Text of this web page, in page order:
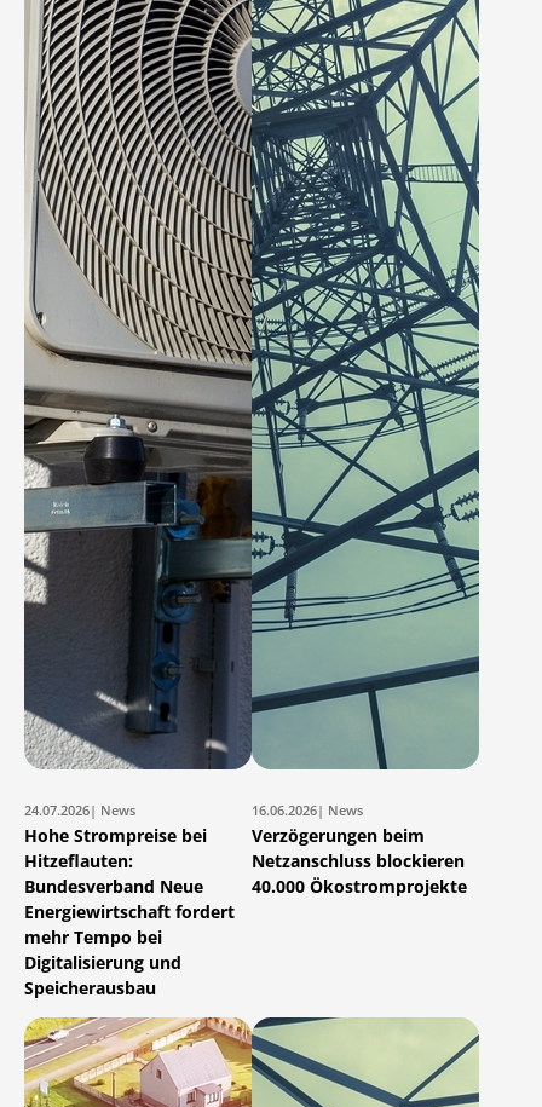
24.07.2026| News
Hohe Strompreise bei
Hitzeflauten:
Bundesverband Neue
Energiewirtschaft fordert
mehr Tempo bei
Digitalisierung und
Speicherausbau
16.06.2026| News
Verzögerungen beim
Netzanschluss blockieren
40.000 Ökostromprojekte